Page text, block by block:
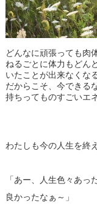
どんなに頑張っても肉
ねるごとに体力もどん
いたことが出来なくな
だからこそ、今できる
持ちってものすごいエ
わたしも今の人生を終
「あー、人生色々あっ
良かったなぁ～」